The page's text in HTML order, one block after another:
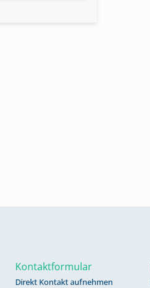
Kontaktformular
Direkt Kontakt aufnehmen